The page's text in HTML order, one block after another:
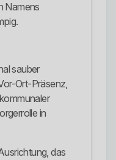
Namens
sauber
Ort-Präsenz,
in
das